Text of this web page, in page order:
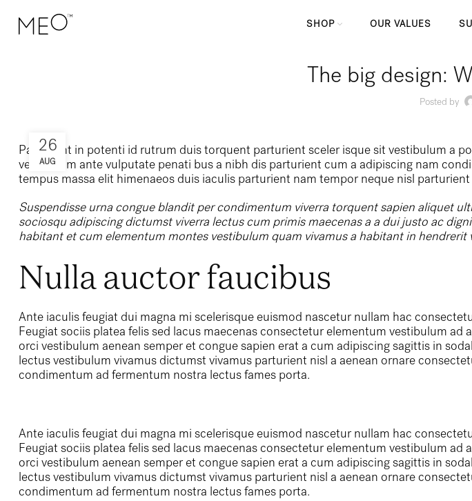
SHOP OUR VALUES
The big design:
Posted by
26
AUG
Parturient in potenti id rutrum duis torquent parturient sceler isque sit vestibulum a
vestibulum ante vulputate penati bus a nibh dis parturient cum a adipiscing nam
tempus massa elit himenaeos duis iaculis parturient nam tempor neque nisl
Suspendisse urna congue blandit per condimentum viverra torquent sapien aliquet
sociosqu adipiscing dictumst viverra lectus cum primis maecenas a a dui justo ac
habitant et cum elementum montes vestibulum quam vivamus a habitant in hendrerit
Nulla auctor faucibus
Ante iaculis feugiat dui magna mi scelerisque euismod nascetur nullam hac
Feugiat sociis platea felis sed lacus maecenas consectetur elementum vestibulum
orci vestibulum aenean semper et congue sapien erat a cum adipiscing sagittis in
lectus vestibulum vivamus dictumst vivamus parturient nisl a aenean ornare
condimentum ad fermentum nostra lectus fames porta.
Ante iaculis feugiat dui magna mi scelerisque euismod nascetur nullam hac
Feugiat sociis platea felis sed lacus maecenas consectetur elementum vestibulum
orci vestibulum aenean semper et congue sapien erat a cum adipiscing sagittis in
lectus vestibulum vivamus dictumst vivamus parturient nisl a aenean ornare
condimentum ad fermentum nostra lectus fames porta.